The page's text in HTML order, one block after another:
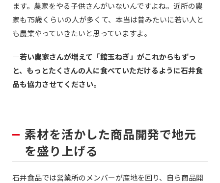
ます。農家をやる子供さんがいないんですよね。近所の農
家も75歳くらいの人が多くて、本当は昔みたいに若い人と
も農業やっていきたいと思っていますよ。
—若い農家さんが増えて「館玉ねぎ」がこれからもずっ
と、もっとたくさんの人に食べていただけるように石井食
品も協力させてください。
素材を活かした商品開発で地元
を盛り上げる
石井食品では営業所のメンバーが産地を回り、自ら商品開